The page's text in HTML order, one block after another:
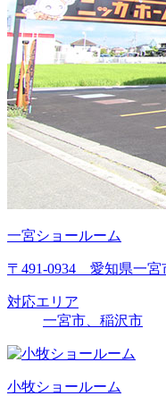
一宮ショールーム
〒491-0934 愛知県一宮
対応エリア
一宮市、稲沢市
小牧ショールーム